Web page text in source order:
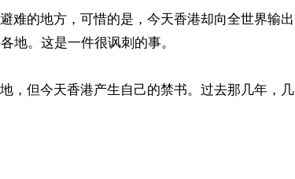
难的地方，可惜的是，今天香港却向全世界输出
地。这是一件很讽刺的事。
，但今天香港产生自己的禁书。过去那几年，几